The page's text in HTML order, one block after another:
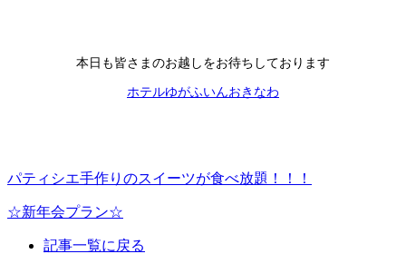
本日も皆さまのお越しをお待ちしております
ホテルゆがふいんおきなわ
パティシエ手作りのスイーツが食べ放題！！！
☆新年会プラン☆
記事一覧に戻る